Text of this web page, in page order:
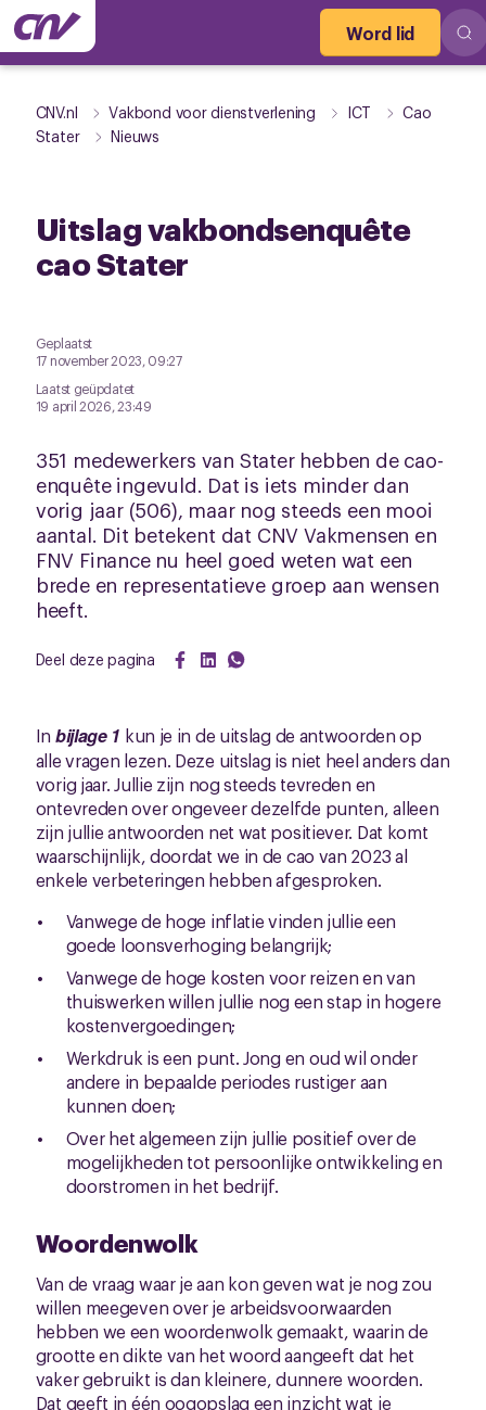
Word lid
CNV.nl Vakbond voor dienstverlening ICT
Cao
Stater
Nieuws
Uitslag vakbondsenquête
cao Stater
Geplaatst
17 november 2023, 09:27
Laatst geüpdatet
19 april 2026, 23:49
351 medewerkers van Stater hebben de cao-
enquête ingevuld. Dat is iets minder dan
vorig jaar (506), maar nog steeds een mooi
aantal. Dit betekent dat CNV Vakmensen en
FNV Finance nu heel goed weten wat een
brede en representatieve groep aan wensen
heeft.
Deel deze pagina
In bijlage 1 kun je in de uitslag de antwoorden op
alle vragen lezen. Deze uitslag is niet heel anders dan
vorig jaar. Jullie zijn nog steeds tevreden en
ontevreden over ongeveer dezelfde punten, alleen
zijn jullie antwoorden net wat positiever. Dat komt
waarschijnlijk, doordat we in de cao van 2023 al
enkele verbeteringen hebben afgesproken.
Vanwege de hoge inflatie vinden jullie een
goede loonsverhoging belangrijk;
Vanwege de hoge kosten voor reizen en van
thuiswerken willen jullie nog een stap in hogere
kostenvergoedingen;
Werkdruk is een punt. Jong en oud wil onder
andere in bepaalde periodes rustiger aan
kunnen doen;
Over het algemeen zijn jullie positief over de
mogelijkheden tot persoonlijke ontwikkeling en
doorstromen in het bedrijf.
Woordenwolk
Van de vraag waar je aan kon geven wat je nog zou
willen meegeven over je arbeidsvoorwaarden
hebben we een woordenwolk gemaakt, waarin de
grootte en dikte van het woord aangeeft dat het
vaker gebruikt is dan kleinere, dunnere woorden.
Dat geeft in één oogopslag een inzicht wat je